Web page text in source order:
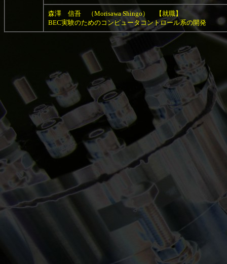
森澤 信吾 （Morisawa Shingo） 【就職】
BEC実験のためのコンピュータコントロール系の開発